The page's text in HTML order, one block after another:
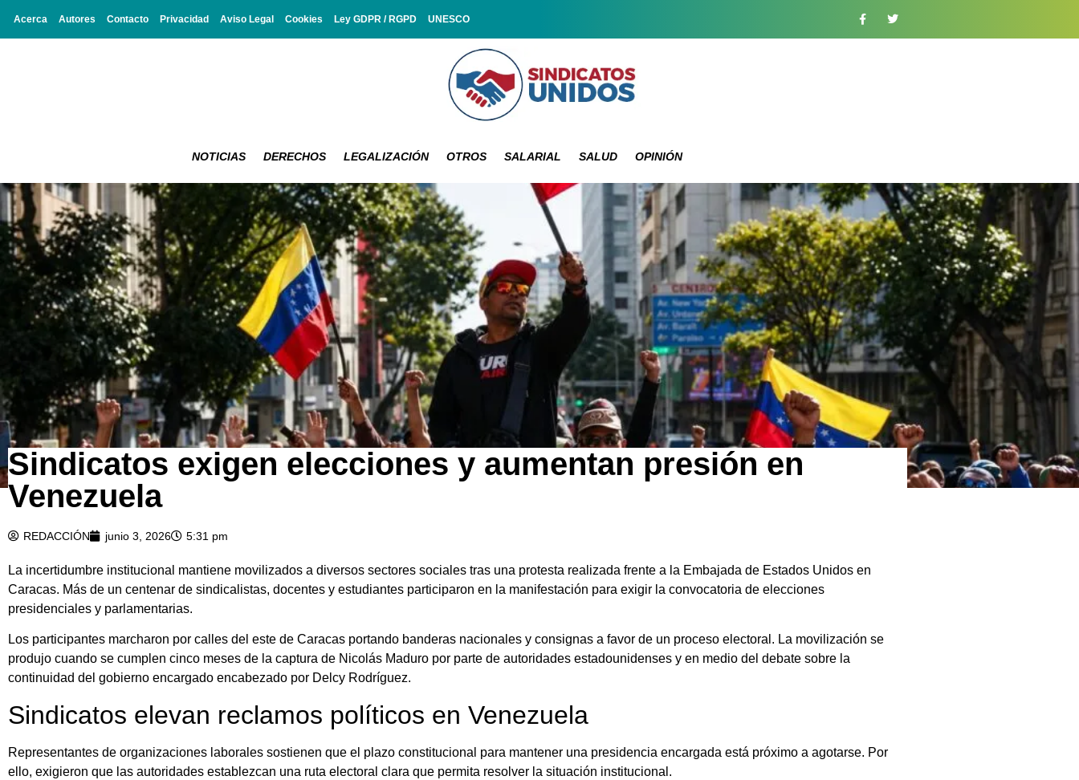
Acerca Autores Contacto Privacidad Aviso Legal Cookies Ley GDPR / RGPD UNESCO
NOTICIAS DERECHOS LEGALIZACIÓN OTROS SALARIAL SALUD OPINIÓN
Sindicatos exigen elecciones y aumentan presión en
Venezuela
REDACCIÓN junio 3, 2026 5:31 pm
La incertidumbre institucional mantiene movilizados a diversos sectores sociales tras una protesta realizada frente a la Embajada de Estados Unidos en
Caracas. Más de un centenar de sindicalistas, docentes y estudiantes participaron en la manifestación para exigir la convocatoria de elecciones
presidenciales y parlamentarias.
Los participantes marcharon por calles del este de Caracas portando banderas nacionales y consignas a favor de un proceso electoral. La movilización se
produjo cuando se cumplen cinco meses de la captura de Nicolás Maduro por parte de autoridades estadounidenses y en medio del debate sobre la
continuidad del gobierno encargado encabezado por Delcy Rodríguez.
Sindicatos elevan reclamos políticos en Venezuela
Representantes de organizaciones laborales sostienen que el plazo constitucional para mantener una presidencia encargada está próximo a agotarse. Por
ello, exigieron que las autoridades establezcan una ruta electoral clara que permita resolver la situación institucional.